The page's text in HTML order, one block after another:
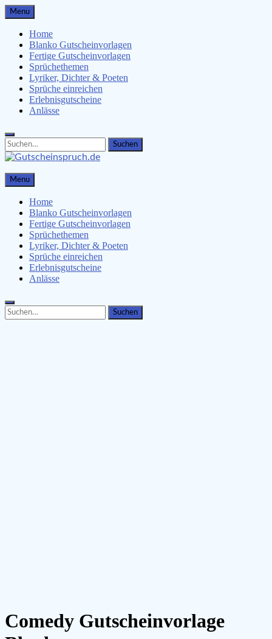
Skip
to
content
Menu
Home
Blanko Gutscheinvorlagen
Fertige Gutscheinvorlagen
Sprüchethemen
Lyriker, Dichter & Poeten
Sprüche einreichen
Erlebnisgutscheine
Anlässe
Search
for:
Search
Gutscheinspruch.de
Gutscheinsprüche & Gutscheinvorlagen finden
Menu
Home
Blanko Gutscheinvorlagen
Fertige Gutscheinvorlagen
Sprüchethemen
Lyriker, Dichter & Poeten
Sprüche einreichen
Erlebnisgutscheine
Anlässe
Search
for:
Search
Comedy Gutscheinvorlage